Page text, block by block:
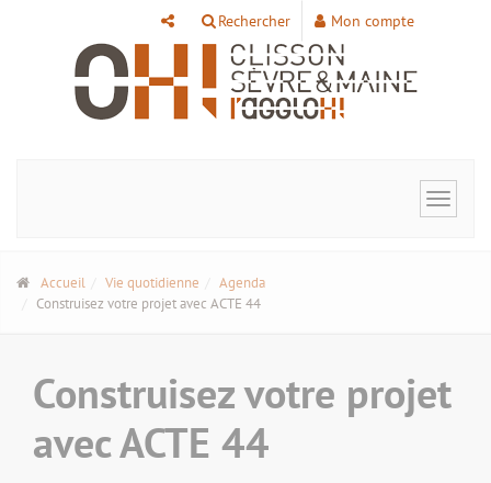
Rechercher Mon compte
Toggle
Accueil Vie quotidienne
Agenda
Construisez votre projet avec ACTE 44
Construisez votre projet
avec ACTE 44
Panneau de gestion des cookies